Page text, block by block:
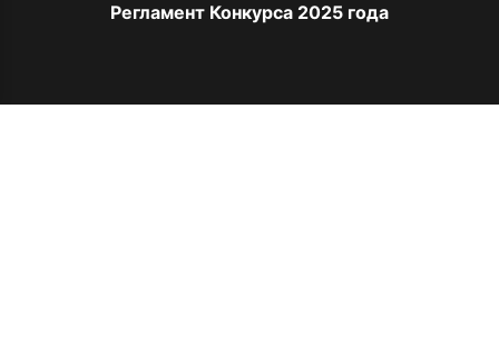
Регламент Конкурса 2025 года